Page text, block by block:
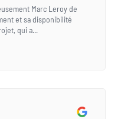
Marc Leroy de
et sa disponibilité
qui a...